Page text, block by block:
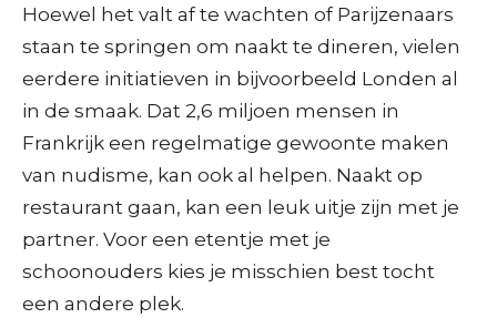
Hoewel het valt af te wachten of Parijzenaars
staan te springen om naakt te dineren, vielen
eerdere initiatieven in bijvoorbeeld Londen al
in de smaak. Dat 2,6 miljoen mensen in
Frankrijk een regelmatige gewoonte maken
van nudisme, kan ook al helpen. Naakt op
restaurant gaan, kan een leuk uitje zijn met je
partner. Voor een etentje met je
schoonouders kies je misschien best tocht
een andere plek.